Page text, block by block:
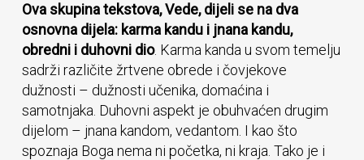
Ova skupina tekstova, Vede, dijeli se na dva
osnovna dijela: karma kandu i jnana kandu,
obredni i duhovni dio. Karma kanda u svom temelju
sadrži različite žrtvene obrede i čovjekove
dužnosti – dužnosti učenika, domaćina i
samotnjaka. Duhovni aspekt je obuhvaćen drugim
dijelom – jnana kandom, vedantom. I kao što
spoznaja Boga nema ni početka, ni kraja. Tako je i